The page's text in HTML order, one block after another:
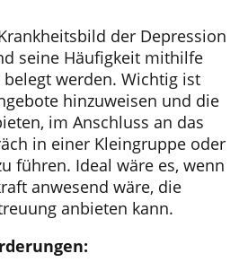
der Depression
seine Häufigkeit mithilfe
werden. Wichtig ist
hinzuweisen und die
im Anschluss an das
in einer Kleingruppe oder
führen. Ideal wäre es, wenn
anwesend wäre, die
anbieten kann.